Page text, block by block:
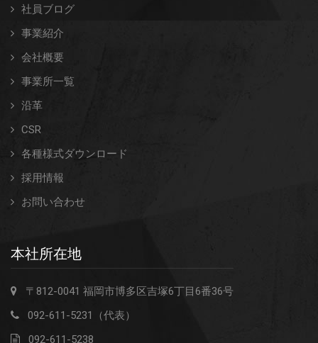
社員ブログ
事業紹介
会社概要
事業所一覧
沿革
CSR
各種様式ダウンロード
採用情報
お問い合わせ
本社所在地
〒812-0041 福岡市博多区吉塚6丁目6番36号
092-611-5231（代表）
092-611-5238